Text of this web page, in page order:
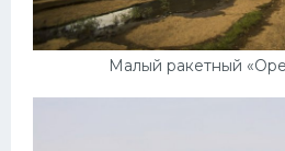
Малый ракетный